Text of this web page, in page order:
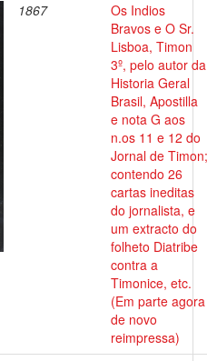
1867
Os Indios
Bravos e O Sr.
Lisboa, Timon
3º, pelo autor da
Historia Geral
Brasil, Apostilla
e nota G aos
n.os 11 e 12 do
Jornal de Timon;
contendo 26
cartas ineditas
do jornalista, e
um extracto do
folheto Diatribe
contra a
Timonice, etc.
(Em parte agora
de novo
reimpressa)